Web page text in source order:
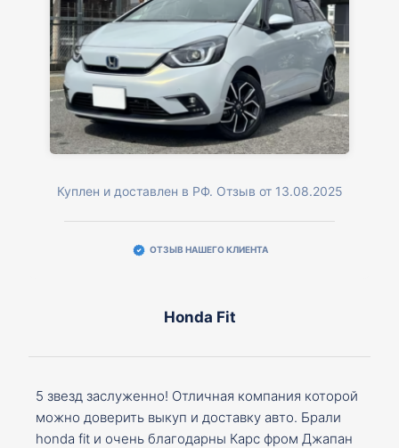
Куплен и доставлен в РФ. Отзыв от 13.08.2025
ОТЗЫВ НАШЕГО КЛИЕНТА
Honda Fit
5 звезд заслуженно! Отличная компания которой
можно доверить выкуп и доставку авто. Брали
honda fit и очень благодарны Карс фром Джапан